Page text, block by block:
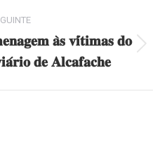
Next
post:
𝐚̀𝐬 𝐯𝐢́𝐭𝐢𝐦𝐚𝐬 𝐝𝐨
𝐝𝐞 𝐀𝐥𝐜𝐚𝐟𝐚𝐜𝐡𝐞